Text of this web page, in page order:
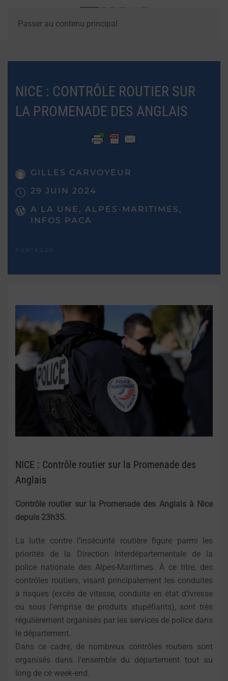
Passer au contenu principal
NICE : CONTRÔLE ROUTIER SUR
LA PROMENADE DES ANGLAIS
GILLES CARVOYEUR
29 JUIN 2024
A LA UNE, ALPES-MARITIMES,
INFOS PACA
NICE : Contrôle routier sur la Promenade des
Anglais
Contrôle routier sur la Promenade des Anglais à Nice
depuis 23h35.
La lutte contre l’insécurité routière figure parmi les
priorités de la Direction Interdépartementale de la
police nationale des Alpes-Maritimes. À ce titre, des
contrôles routiers, visant principalement les conduites
à risques (excès de vitesse, conduite en état d’ivresse
ou sous l’emprise de produits stupéfiants), sont très
régulièrement organisés par les services de police dans
le département.
Dans ce cadre, de nombreux contrôles routiers sont
organisés dans l’ensemble du département tout au
long de ce week-end.